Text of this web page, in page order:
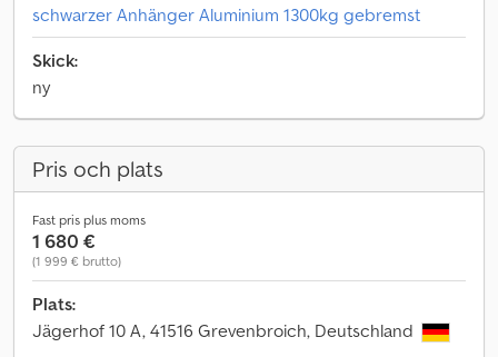
schwarzer Anhänger Aluminium 1300kg gebremst
Skick:
ny
Pris och plats
Fast pris plus moms
1 680 €
(1 999 € brutto)
Plats:
Jägerhof 10 A, 41516 Grevenbroich, Deutschland